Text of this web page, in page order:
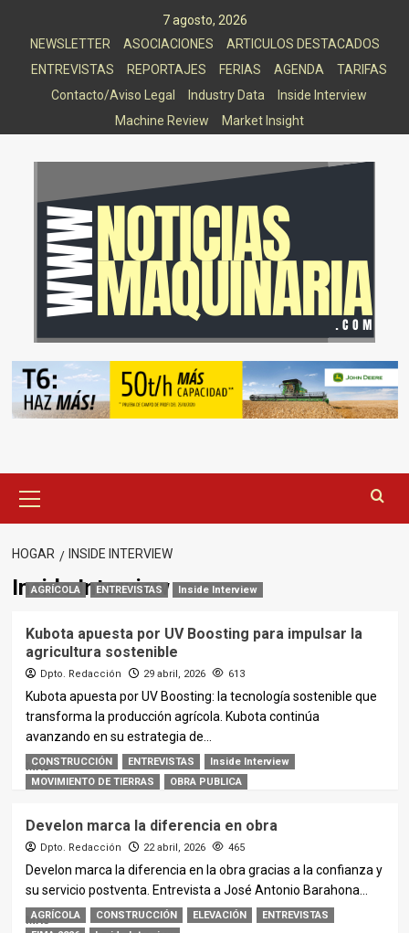
7 agosto, 2026
NEWSLETTER
ASOCIACIONES
ARTICULOS DESTACADOS
ENTREVISTAS
REPORTAJES FERIAS AGENDA
TARIFAS
Contacto/Aviso Legal
Industry Data
Inside Interview
Machine Review
Market Insight
principal
HOGAR INSIDE INTERVIEW
Inside Interview
AGRÍCOLA ENTREVISTAS Inside Interview
Kubota apuesta por UV Boosting para impulsar la
agricultura sostenible
Dpto. Redacción 29 abril, 2026 613
Kubota apuesta por UV Boosting: la tecnología sostenible que
transforma la producción agrícola. Kubota continúa
avanzando en su estrategia de...
MÁS
CONSTRUCCIÓN ENTREVISTAS
Inside Interview
MOVIMIENTO DE TIERRAS
OBRA PUBLICA
Develon marca la diferencia en obra
Dpto. Redacción 22 abril, 2026 465
Develon marca la diferencia en la obra gracias a la confianza y
su servicio postventa. Entrevista a José Antonio Barahona...
MÁS
AGRÍCOLA CONSTRUCCIÓN ELEVACIÓN
ENTREVISTAS